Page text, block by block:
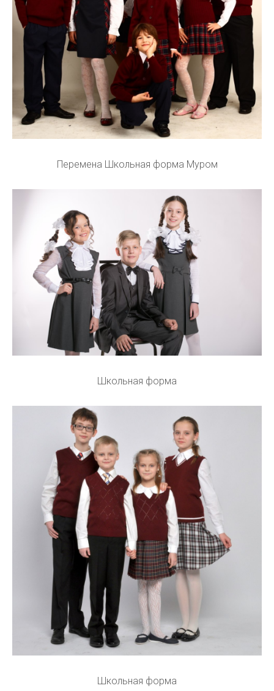
Перемена Школьная форма Муром
Школьная форма
Школьная форма